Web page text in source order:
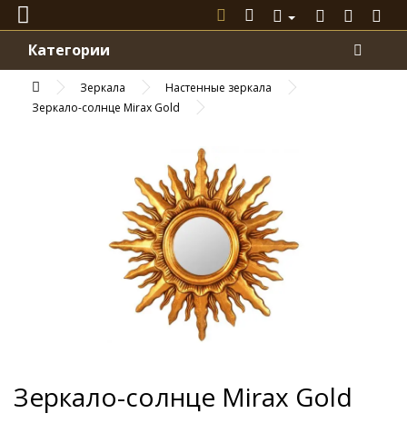
Категории
Зеркала
Настенные зеркала
Зеркало-солнце Mirax Gold
Зеркало-солнце Mirax Gold